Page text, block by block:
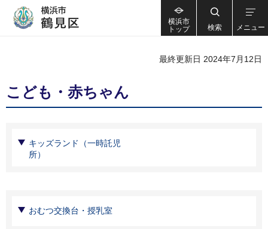
横浜市
トップ
検索 メニュー
最終更新日 2024年7月12日
こども・赤ちゃん
キッズランド（一時託児
所）
おむつ交換台・授乳室